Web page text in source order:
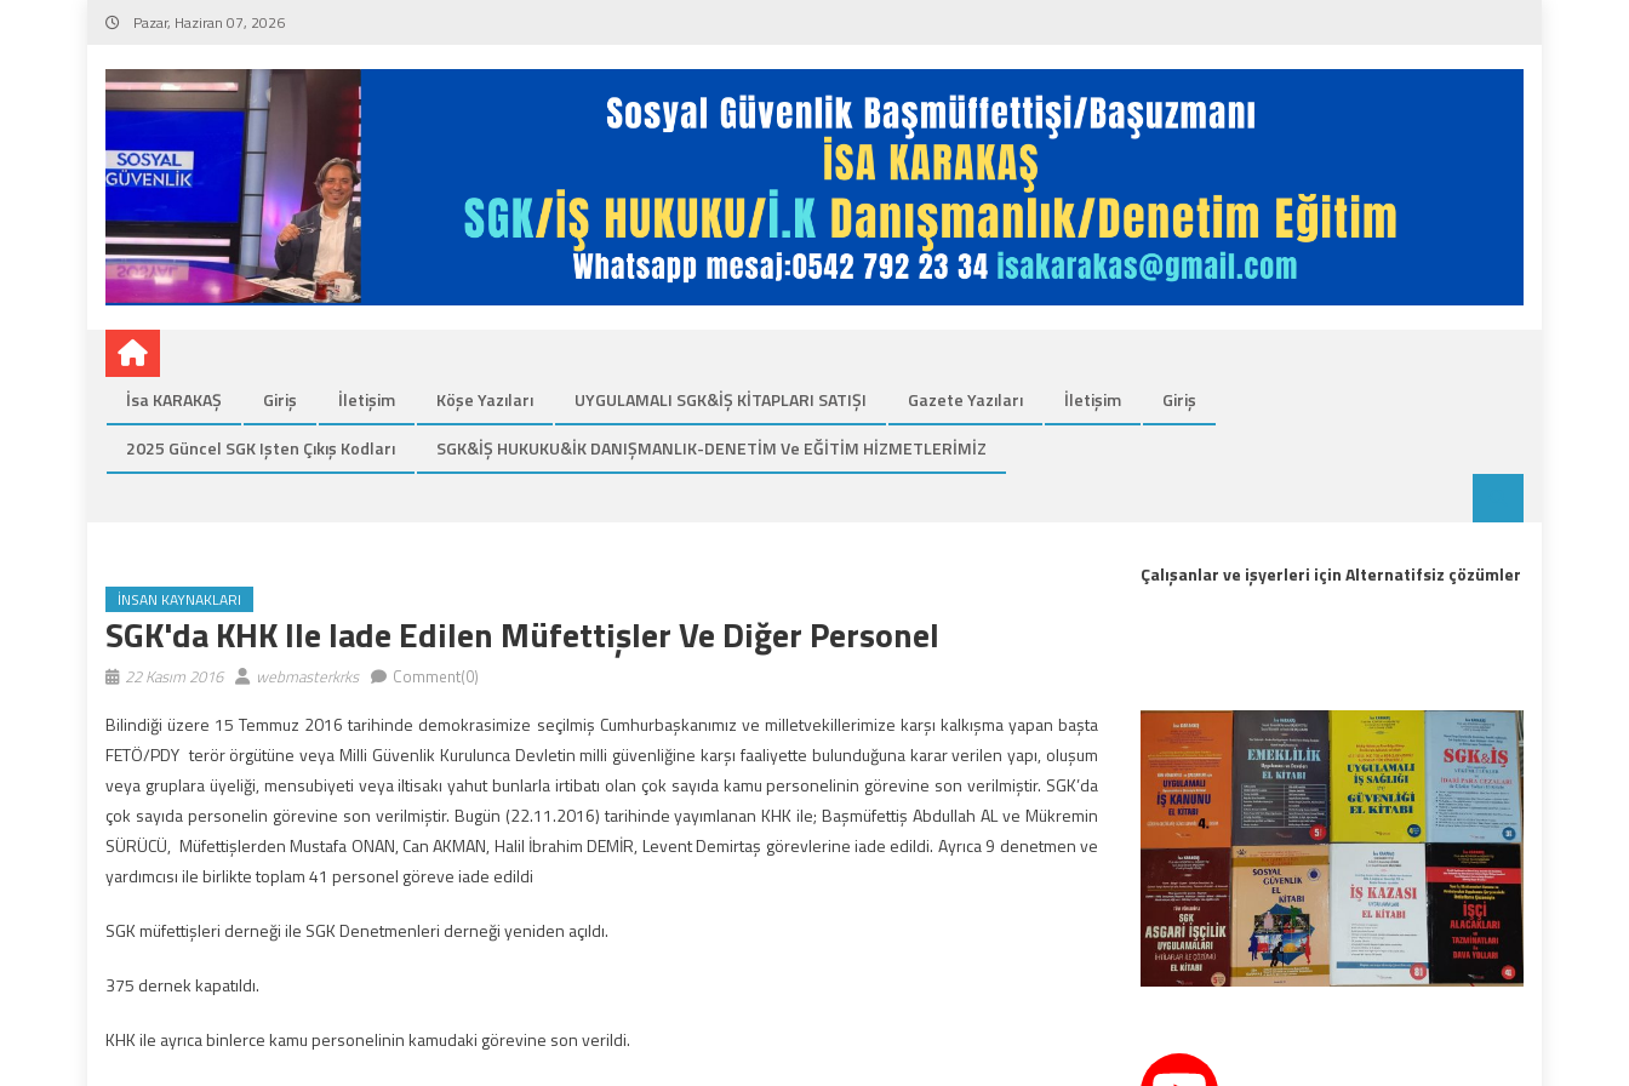
Skip
content
Pazar, Haziran 07, 2026
İsa KARAKAŞ Giriş İletişim Köşe Yazıları UYGULAMALI SGK&İŞ KİTAPLARI SATIŞI Gazete Yazıları İletişim
Giriş
2025 Güncel SGK Işten Çıkış Kodları
SGK&İŞ HUKUKU&İK DANIŞMANLIK-DENETİM Ve EĞİTİM HİZMETLERİMİZ
İNSAN KAYNAKLARI
SGK'da KHK Ile Iade Edilen Müfettişler Ve Diğer Personel
22 Kasım 2016 webmasterkrks Comment(0)
Bilindiği üzere 15 Temmuz 2016 tarihinde demokrasimize seçilmiş Cumhurbaşkanımız ve milletvekillerimize karşı kalkışma yapan başta
FETÖ/PDY terör örgütüne veya Milli Güvenlik Kurulunca Devletin milli güvenliğine karşı faaliyette bulunduğuna karar verilen yapı, oluşum
veya gruplara üyeliği, mensubiyeti veya iltisakı yahut bunlarla irtibatı olan çok sayıda kamu personelinin görevine son verilmiştir. SGK’da
çok sayıda personelin görevine son verilmiştir. Bugün (22.11.2016) tarihinde yayımlanan KHK ile; Başmüfettiş Abdullah AL ve Mükremin
SÜRÜCÜ, Müfettişlerden Mustafa ONAN, Can AKMAN, Halil İbrahim DEMİR, Levent Demirtaş görevlerine iade edildi. Ayrıca 9 denetmen ve
yardımcısı ile birlikte toplam 41 personel göreve iade edildi
SGK müfettişleri derneği ile SGK Denetmenleri derneği yeniden açıldı.
375 dernek kapatıldı.
KHK ile ayrıca binlerce kamu personelinin kamudaki görevine son verildi.
Çalışanlar ve işyerleri için Alternatifsiz çözümler